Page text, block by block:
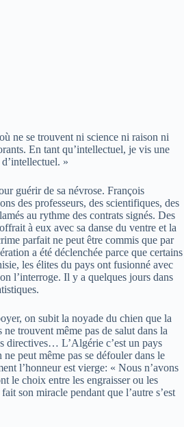
ne se trouvent ni science ni raison ni
En tant qu’intellectuel, je vis une
»
guérir de sa névrose. François
des professeurs, des scientifiques, des
au rythme des contrats signés. Des
à eux avec sa danse du ventre et la
parfait ne peut être commis que par
a été déclenchée parce que certains
les élites du pays ont fusionné avec
l’interroge. Il y a quelques jours dans
on subit la noyade du chien que la
trouvent même pas de salut dans la
directives… L’Algérie c’est un pays
peut même pas se défouler dans le
l’honneur est vierge: « Nous n’avons
le choix entre les engraisser ou les
son miracle pendant que l’autre s’est